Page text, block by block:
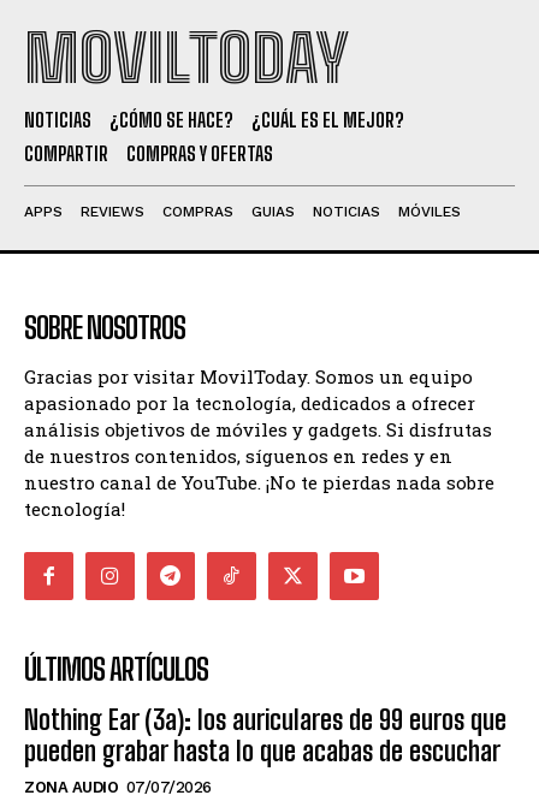
MOVILTODAY
NOTICIAS ¿CÓMO SE HACE?
¿CUÁL ES EL MEJOR?
COMPARTIR
COMPRAS Y OFERTAS
APPS REVIEWS COMPRAS GUIAS NOTICIAS MÓVILES
SOBRE NOSOTROS
Gracias por visitar MovilToday. Somos un equipo
apasionado por la tecnología, dedicados a ofrecer
análisis objetivos de móviles y gadgets. Si disfrutas
de nuestros contenidos, síguenos en redes y en
nuestro canal de YouTube. ¡No te pierdas nada sobre
tecnología!
ÚLTIMOS ARTÍCULOS
Nothing Ear (3a): los auriculares de 99 euros que
pueden grabar hasta lo que acabas de escuchar
ZONA AUDIO 07/07/2026